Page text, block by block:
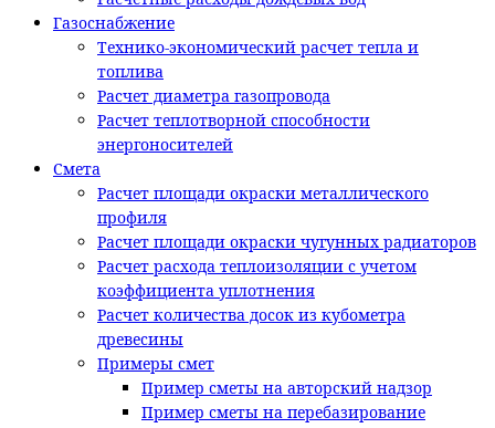
Газоснабжение
Технико-экономический расчет тепла и
топлива
Расчет диаметра газопровода
Расчет теплотворной способности
энергоносителей
Смета
Расчет площади окраски металлического
профиля
Расчет площади окраски чугунных радиаторов
Расчет расхода теплоизоляции с учетом
коэффициента уплотнения
Расчет количества досок из кубометра
древесины
Примеры смет
Пример сметы на авторский надзор
Пример сметы на перебазирование